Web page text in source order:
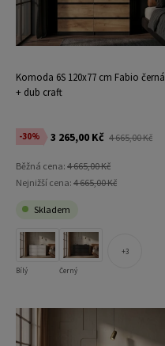
Komoda 6S 120x77 cm Fabio černá
+ dub craft
-30% 3 265,00 Kč 4 665,00 Kč
Běžná cena: 4 665,00 Kč
Nejnižší cena: 4 665,00 Kč
Skladem
Bílý Černý
3